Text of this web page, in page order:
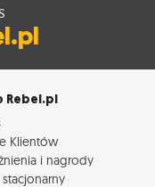
Rebel.pl
Klientów
i nagrody